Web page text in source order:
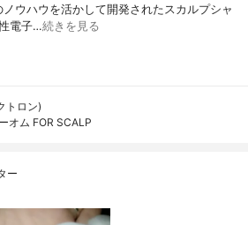
ウハウを活かして開発されたスカルプシャ
電子…続きを見る
トロン)
オム FOR SCALP
ー